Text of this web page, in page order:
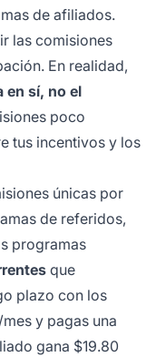
de afiliados.
las comisiones
En realidad,
en sí, no el
poco
tus incentivos y los
únicas por
de referidos,
programas
que
plazo con los
y pagas una
gana $19.80